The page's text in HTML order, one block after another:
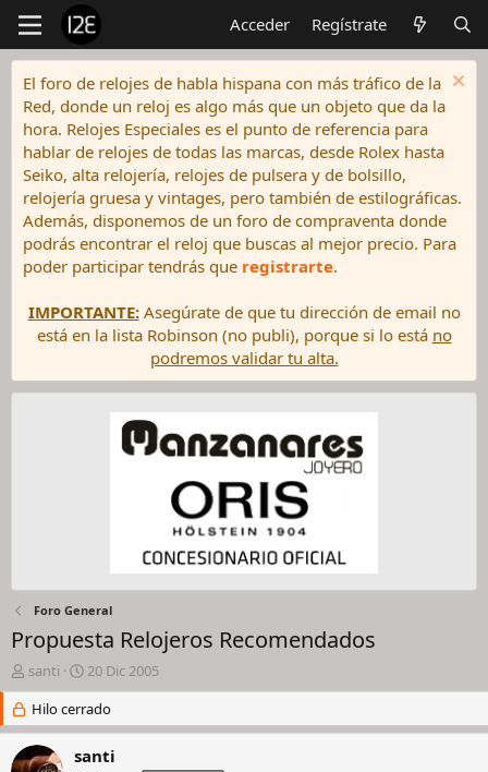
Acceder Regístrate
El foro de relojes de habla hispana con más tráfico de la
Red, donde un reloj es algo más que un objeto que da la
hora. Relojes Especiales es el punto de referencia para
hablar de relojes de todas las marcas, desde Rolex hasta
Seiko, alta relojería, relojes de pulsera y de bolsillo,
relojería gruesa y vintages, pero también de estilográficas.
Además, disponemos de un foro de compraventa donde
podrás encontrar el reloj que buscas al mejor precio. Para
poder participar tendrás que registrarte.
IMPORTANTE:Asegúrate de que tu dirección de email no
está en la lista Robinson (no publi), porque si lo está no
podremos validar tu alta.
Foro General
Propuesta Relojeros Recomendados
I
n
c
i
a
santi
F
e
c
h
d
20 Dic 2005
Hilo cerrado
santi